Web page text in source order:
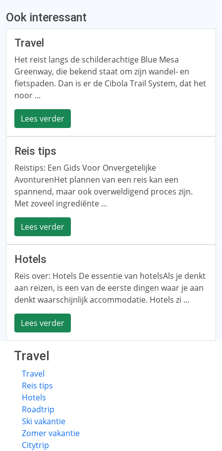
Ook interessant
Travel
Het reist langs de schilderachtige Blue Mesa
Greenway, die bekend staat om zijn wandel- en
fietspaden. Dan is er de Cibola Trail System, dat het
noor ...
Lees verder
Reis tips
Reistips: Een Gids Voor Onvergetelijke
AvonturenHet plannen van een reis kan een
spannend, maar ook overweldigend proces zijn.
Met zoveel ingrediënte ...
Lees verder
Hotels
Reis over: Hotels De essentie van hotelsAls je denkt
aan reizen, is een van de eerste dingen waar je aan
denkt waarschijnlijk accommodatie. Hotels zi ...
Lees verder
Travel
Travel
Reis tips
Hotels
Roadtrip
Ski vakantie
Zomer vakantie
Citytrip